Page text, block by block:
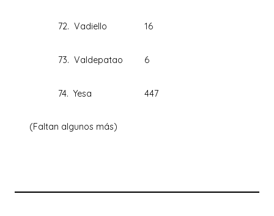
72. Vadiello 16
73. Valdepatao 6
74. Yesa 447
(Faltan algunos más)